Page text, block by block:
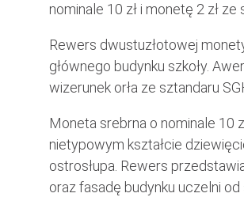
nominale 10 zł i monetę 2 zł ze
Rewers dwustuzłotowej
głównego budynku szkoły.
wizerunek orła ze sztandaru
Moneta srebrna o nominale 10
nietypowym kształcie
ostrosłupa. Rewers
oraz fasadę budynku uczelni od